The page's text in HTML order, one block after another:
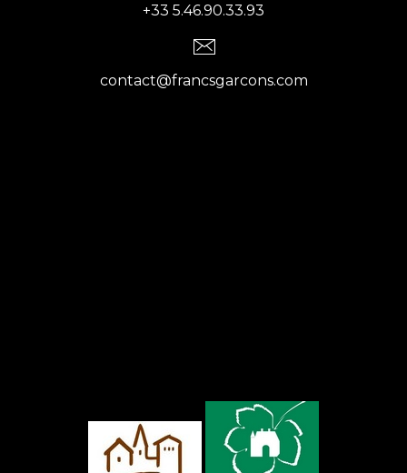
+33 5.46.90.33.93
contact@francsgarcons.com